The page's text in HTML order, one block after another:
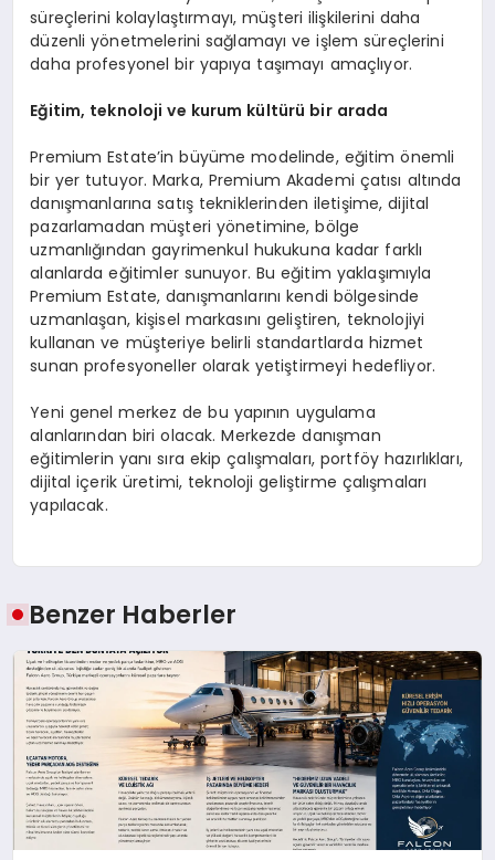
süreçlerini kolaylaştırmayı, müşteri ilişkilerini daha
düzenli yönetmelerini sağlamayı ve işlem süreçlerini
daha profesyonel bir yapıya taşımayı amaçlıyor.
Eğitim, teknoloji ve kurum kültürü bir arada
Premium Estate’in büyüme modelinde, eğitim önemli
bir yer tutuyor. Marka, Premium Akademi çatısı altında
danışmanlarına satış tekniklerinden iletişime, dijital
pazarlamadan müşteri yönetimine, bölge
uzmanlığından gayrimenkul hukukuna kadar farklı
alanlarda eğitimler sunuyor. Bu eğitim yaklaşımıyla
Premium Estate, danışmanlarını kendi bölgesinde
uzmanlaşan, kişisel markasını geliştiren, teknolojiyi
kullanan ve müşteriye belirli standartlarda hizmet
sunan profesyoneller olarak yetiştirmeyi hedefliyor.
Yeni genel merkez de bu yapının uygulama
alanlarından biri olacak. Merkezde danışman
eğitimlerin yanı sıra ekip çalışmaları, portföy hazırlıkları,
dijital içerik üretimi, teknoloji geliştirme çalışmaları
yapılacak.
Benzer Haberler